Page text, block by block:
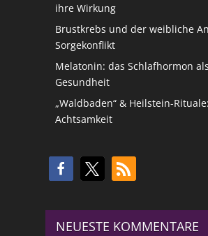
ihre Wirkung
Brustkrebs und der weibliche
Sorgekonflikt
Melatonin: das Schlafhormon
Gesundheit
„Waldbaden“ & Heilstein-
Achtsamkeit
NEUESTE KOMMENTARE